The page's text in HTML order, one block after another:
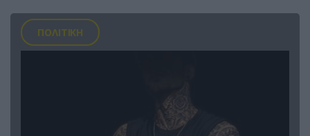
ΠΟΛΙΤΙΚΗ